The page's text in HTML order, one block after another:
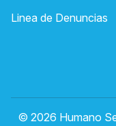
Linea de Denuncias
© 2026 Humano